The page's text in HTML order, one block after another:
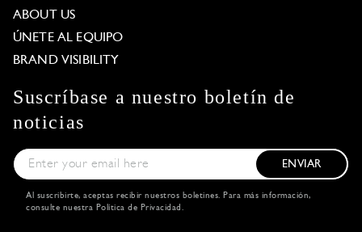
ABOUT US
ÚNETE AL EQUIPO
BRAND VISIBILITY
Suscríbase a nuestro boletín de
noticias
ENVIAR
Al suscribirte, aceptas recibir nuestros boletines. Para más información,
consulte nuestra Política de Privacidad .